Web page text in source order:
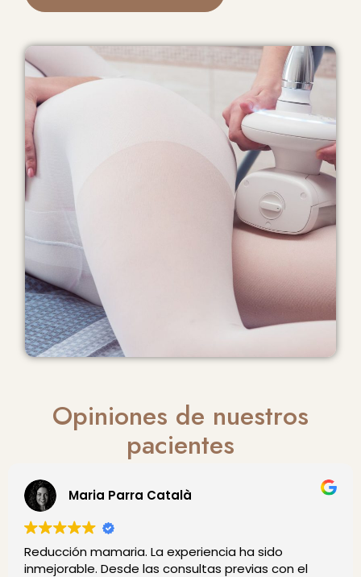
Opiniones de nuestros
pacientes
Maria Parra Català
mamaria. La experiencia ha sido
Desde las consultas previas con el